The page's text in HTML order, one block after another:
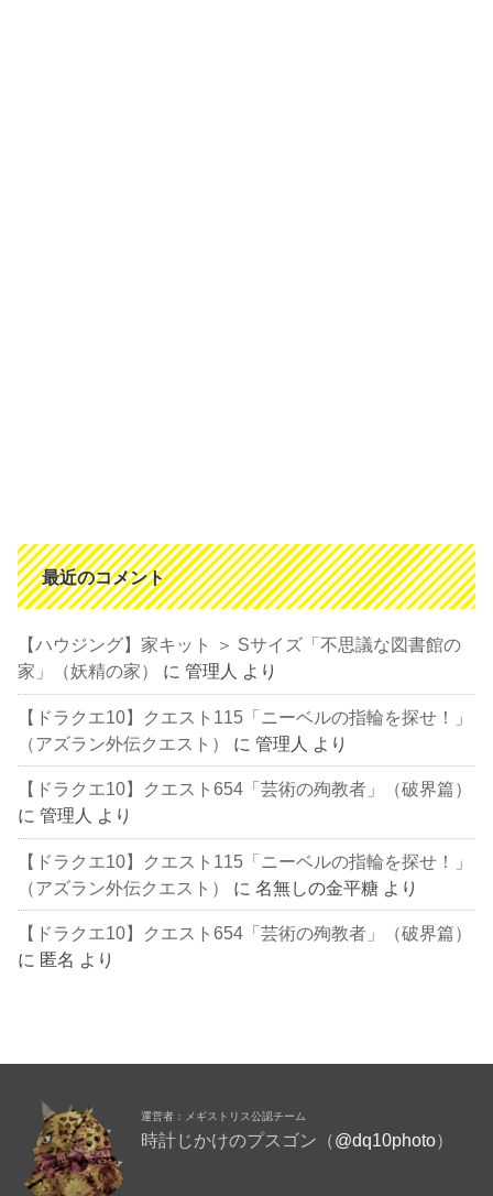
最近のコメント
【ハウジング】家キット ＞ Sサイズ「不思議な図書館の
家」（妖精の家）
に管理人 より
【ドラクエ10】クエスト115「ニーベルの指輪を探せ！」
（アズラン外伝クエスト）
に管理人 より
【ドラクエ10】クエスト654「芸術の殉教者」（破界篇）
に管理人 より
【ドラクエ10】クエスト115「ニーベルの指輪を探せ！」
（アズラン外伝クエスト）
に名無しの金平糖 より
【ドラクエ10】クエスト654「芸術の殉教者」（破界篇）
に 匿名 より
運営者：メギストリス公認チーム
時計じかけのプスゴン（@dq10photo）